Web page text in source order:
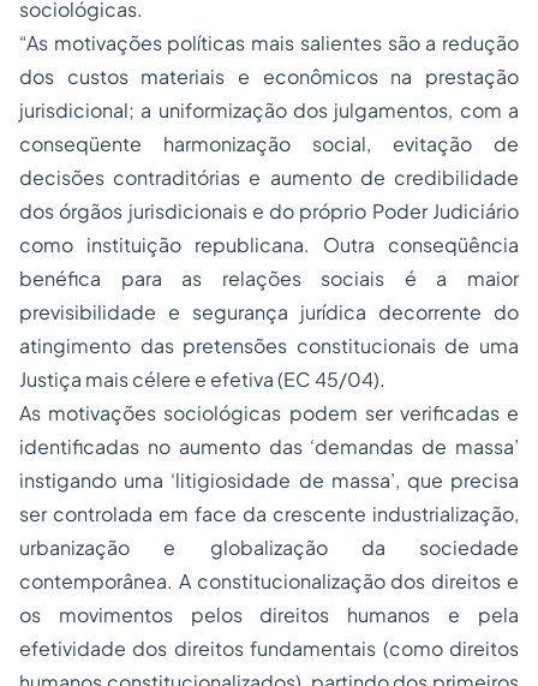
sociológicas.
“As motivações políticas mais salientes são a redução
dos custos materiais e econômicos na prestação
jurisdicional; a uniformização dos julgamentos, com a
conseqüente harmonização social, evitação de
decisões contraditórias e aumento de credibilidade
dos órgãos jurisdicionais e do próprio Poder Judiciário
como instituição republicana. Outra conseqüência
benéfica para as relações sociais é a maior
previsibilidade e segurança jurídica decorrente do
atingimento das pretensões constitucionais de uma
Justiça mais célere e efetiva (EC 45/04).
As motivações sociológicas podem ser verificadas e
identificadas no aumento das ‘demandas de massa’
instigando uma ‘litigiosidade de massa’, que precisa
ser controlada em face da crescente industrialização,
urbanização e globalização da sociedade
contemporânea. A constitucionalização dos direitos e
os movimentos pelos direitos humanos e pela
efetividade dos direitos fundamentais (como direitos